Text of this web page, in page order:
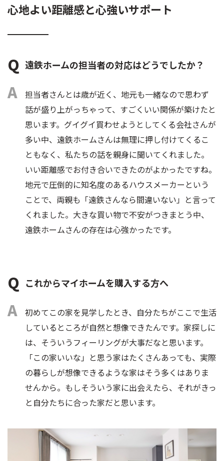
心地よい距離感と心強いサポート
遠鉄ホームの担当者の対応はどうでしたか？
担当者さんとは歳が近く、地元も一緒なので思わず
話が盛り上がっちゃって、すごくいい関係が築けたと
思います。グイグイ買わせようとしてくる会社さんが
多い中、遠鉄ホームさんは無理に押し付けてくるこ
ともなく、私たちの話を親身に聞いてくれました。
いい距離感でお付き合いできたのがよかったですね。
地元で圧倒的に知名度のあるハウスメーカーという
ことで、両親も「遠鉄さんなら間違いない」と言って
くれました。大きな買い物で不安がつきまとう中、
遠鉄ホームさんの存在は心強かったです。
これからマイホームを購入する方へ
初めてこの家を見学したとき、自分たちがここで生活
しているところが自然と想像できたんです。家探しに
は、そういうフィーリングが大事だなと思います。
「この家いいな」と思う家はたくさんあっても、実際
の暮らしが想像できるような家はそう多くはありま
せんから。もしそういう家に出会えたら、それがきっ
と自分たちに合った家だと思います。